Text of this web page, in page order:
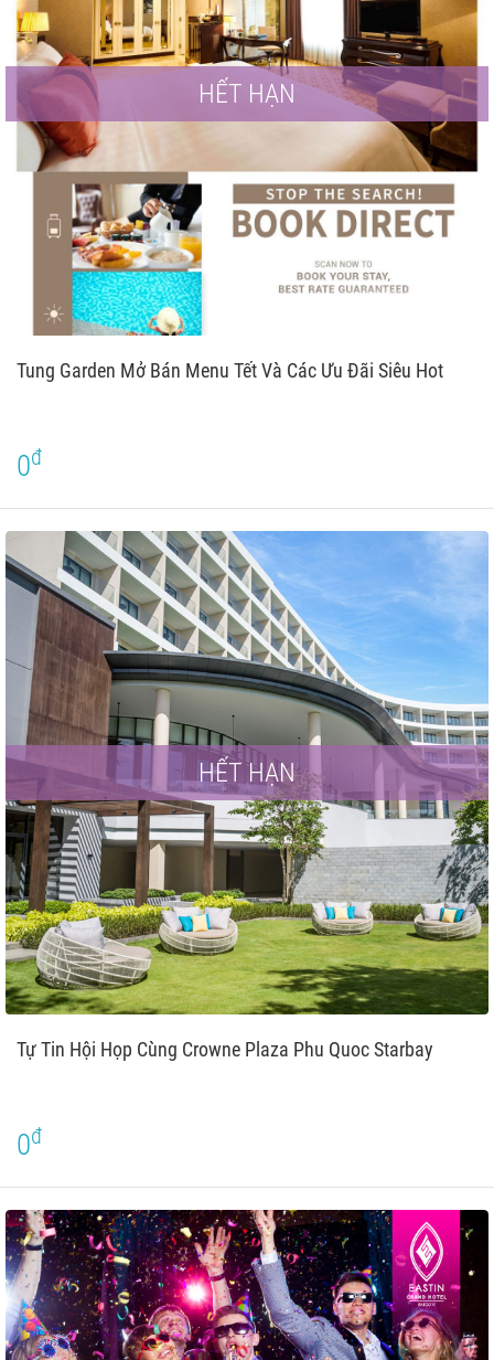
HẾT HẠN
Tung Garden Mở Bán Menu Tết Và Các Ưu Đãi Siêu Hot
0đ
HẾT HẠN
Tự Tin Hội Họp Cùng Crowne Plaza Phu Quoc Starbay
0đ